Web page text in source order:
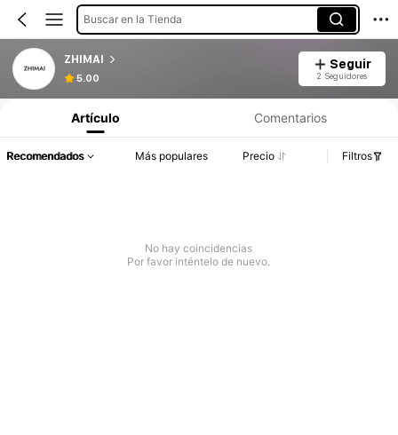
Buscar en la Tienda
ZHIMAI
5.00
Seguir
2 Seguidores
Artículo Comentarios
Recomendados Más populares Precio Filtros
No hay coincidencias
Por favor inténtelo de nuevo.